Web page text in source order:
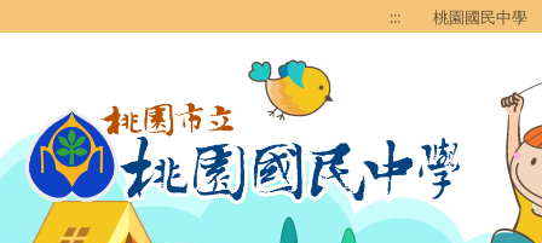
::: 桃園國民中學